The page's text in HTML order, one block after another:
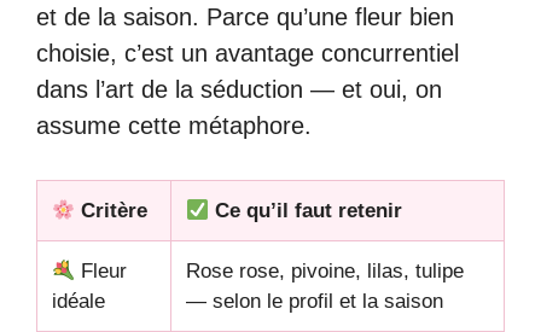
et de la saison. Parce qu’une fleur bien
choisie, c’est un avantage concurrentiel
dans l’art de la séduction — et oui, on
assume cette métaphore.
Critère Ce qu’il faut retenir
Fleur
idéale
Rose rose, pivoine, lilas, tulipe
— selon le profil et la saison